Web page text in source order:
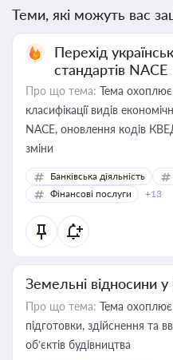
Теми, які можуть вас
Перехід
стандартів NACE
Про що тема: Тема охоплює
класифікації видів
NACE, оновлення кодів
зміни
Банківська діяльність
Фінансові послуги
+13
Земельні відносини у
Про що тема: Тема
підготовки, здійснення та
об’єктів будівництва